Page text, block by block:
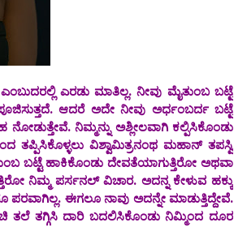
ಎರಡು ಮಾತಿಲ್ಲ. ನೀವು ಮೈತುಂಬ ಬಟ್ಟೆ
ಆದರೆ ಅದೇ ನೀವು ಅರ್ಧಂಬರ್ದ ಬಟ್ಟೆ
ನಿಮ್ಮನ್ನು ಅಶ್ಲೀಲವಾಗಿ ಕಲ್ಪಿಸಿಕೊಂಡು
ತಪ್ಪಿಸಿಕೊಳ್ಳಲು ವಿಶ್ವಾಮಿತ್ರನಂಥ ಮಹಾನ್ ತಪಸ್ವಿ
ಬಟ್ಟೆ ಹಾಕಿಕೊಂಡು ದೇವತೆಯಾಗುತ್ತಿರೋ ಅಥವಾ
ನಿಮ್ಮ ಪರ್ಸನಲ್ ವಿಚಾರ. ಅದನ್ನ ಕೇಳುವ ಹಕ್ಕು
ಈಗಲೂ ನಾವು ಅದನ್ನೇ ಮಾಡುತ್ತಿದ್ದೇವೆ.
ತಲೆ ತಗ್ಗಿಸಿ ದಾರಿ ಬದಲಿಸಿಕೊಂಡು ನಿಮ್ಮಿಂದ ದೂರ